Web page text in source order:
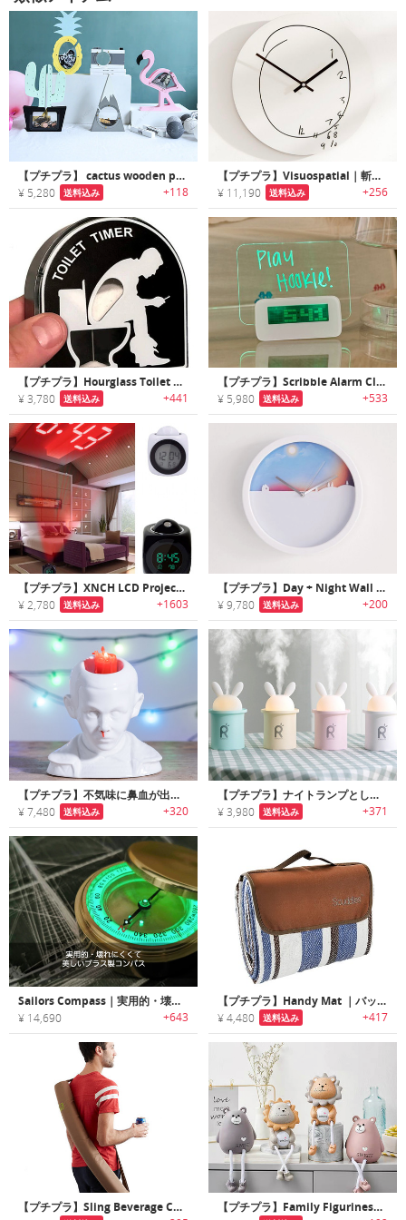
【プチプラ】 cactus wooden piggy bank｜ポップなカラー/デザインがキュートなウッド製貯金箱
¥ 5,280 送料込み +118
【プチプラ】Visuospatial｜斬新デザインのウォールクロック
¥ 11,190 送料込み +256
【プチプラ】Hourglass Toilet Timer｜トイレタイムに最適なジョーク砂時計
¥ 3,780 送料込み +441
【プチプラ】Scribble Alarm Clock｜メッセージ表示できるLED付きアラームクロック
¥ 5,980 送料込み +533
【プチプラ】XNCH LCD Projection｜現在時刻を天井にプロジェクション/音声でお知らせするデジタルアラームクロック
¥ 2,780 送料込み +1603
【プチプラ】Day + Night Wall Clock｜昼夜で盤面カラーが変わるウォールクロック
¥ 9,780 送料込み +200
【プチプラ】不気味に鼻血が出るキャンドルホルダー
¥ 7,480 送料込み +320
【プチプラ】ナイトランプとしても使えるキュートなラビットモチーフのUSB加湿器
¥ 3,980 送料込み +371
Sailors Compass｜実用的・壊れにくくて美しいブラス製コンパス「セーラーズコンパス」
¥ 14,690 +643
【プチプラ】Handy Mat ｜バッグ状に折りたたんで持ち運べるビッグサイズ防水ピクニックブランケット
¥ 4,480 送料込み +417
【プチプラ】Sling Beverage Cooler｜ヘンプ製ドリンククーラースリングバッグ 【プチプラ】Family Figurines｜足がシュールなレジン製アニマルハンギングドール